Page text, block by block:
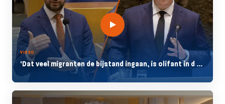
VIDEO
'Dat veel migranten de bijstand ingaan, is olifant in d ...